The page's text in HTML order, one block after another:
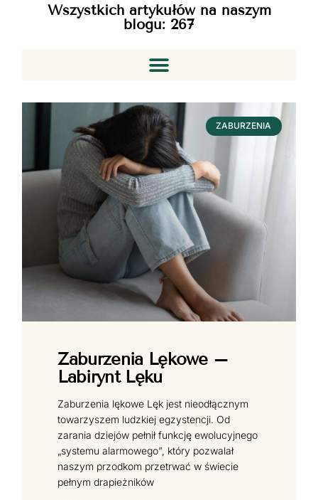
Wszystkich artykułów na naszym
blogu: 267
ZABURZENIA
Zaburzenia Lękowe –
Labirynt Lęku
Zaburzenia lękowe Lęk jest nieodłącznym
towarzyszem ludzkiej egzystencji. Od
zarania dziejów pełnił funkcję ewolucyjnego
„systemu alarmowego”, który pozwalał
naszym przodkom przetrwać w świecie
pełnym drapieżników